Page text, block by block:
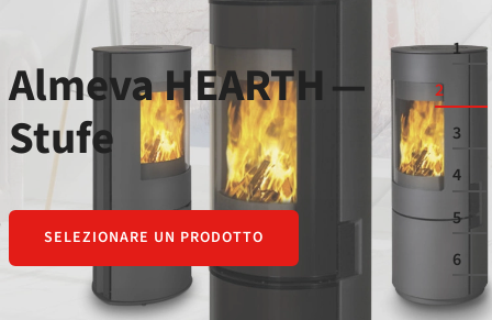
LIWA Box — un
sistema
intelligente di
gestione del calore
SELEZIONARE UN PRODOTTO
1
3
4
5
6